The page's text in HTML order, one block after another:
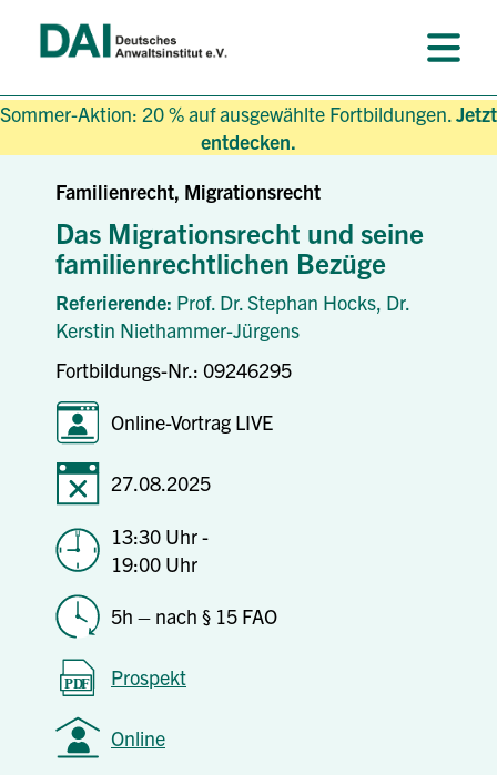
Sommer-Aktion: 20 % auf ausgewählte Fortbildungen.Jetzt
entdecken.
Familienrecht, Migrationsrecht
Das Migrationsrecht und seine
familienrechtlichen Bezüge
Referierende: Prof. Dr. Stephan Hocks, Dr.
Kerstin Niethammer-Jürgens
Fortbildungs-Nr.: 09246295
Online-Vortrag LIVE
27.08.2025
13:30 Uhr -
19:00 Uhr
5h – nach § 15 FAO
Prospekt
Online